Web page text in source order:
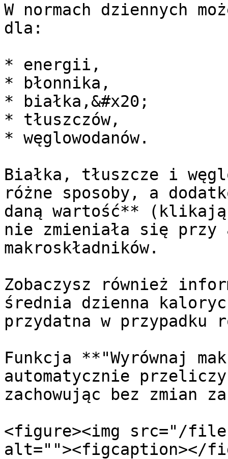
W normach dziennych
dla:
* energii,
* błonnika,
* białka,&#x20;
* tłuszczów,
* węglowodanów.
Białka, tłuszcze i
różne sposoby, a
daną wartość**
nie zmieniała się przy
makroskładników.
Zobaczysz również
średnia dzienna
przydatna w przypadku
Funkcja **"Wyrównaj
automatycznie
zachowując bez zmian
<figure><img src="/files/
alt=""><figcaption></